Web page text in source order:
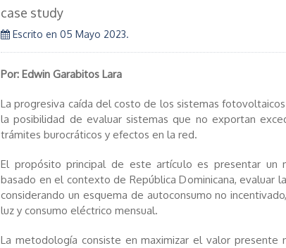
case study
Escrito en 05 Mayo 2023.
Por: Edwin Garabitos Lara
La progresiva caída del costo de los sistemas fotovoltaicos
la posibilidad de evaluar sistemas que no exportan
trámites burocráticos y efectos en la red.
El propósito principal de este artículo es presentar un
basado en el contexto de República Dominicana, evaluar
considerando un esquema de autoconsumo no
luz y consumo eléctrico mensual.
La metodología consiste en maximizar el valor presente